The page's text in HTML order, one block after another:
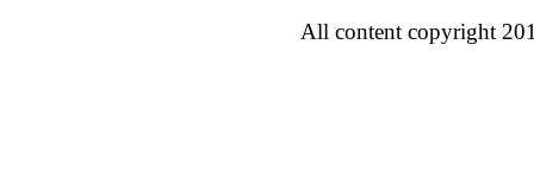
All content copyright